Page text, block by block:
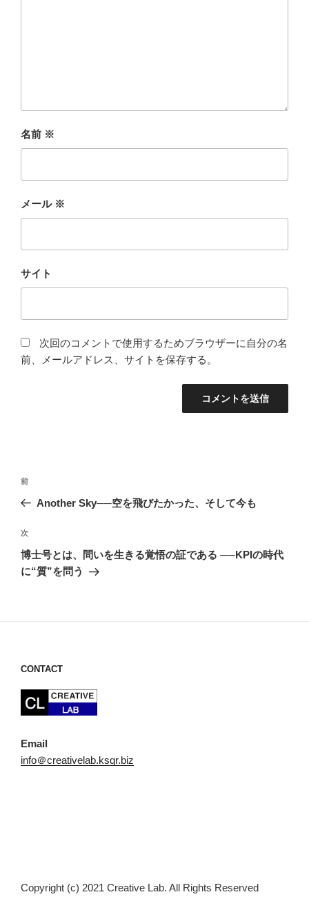
名前 ※
メール ※
サイト
次回のコメントで使用するためブラウザーに自分の名
前、メールアドレス、サイトを保存する。
投
ビ
ゲ
ー
前
の
稿
前
Another Sky──空を飛びたかった、そして今も
次
の
投
次
博士号とは、問いを生きる覚悟の証である ──KPIの時代
に“質”を問う
CONTACT
Email
info＠creativelab.ksqr.biz
Copyright (c) 2021 Creative Lab. All Rights Reserved